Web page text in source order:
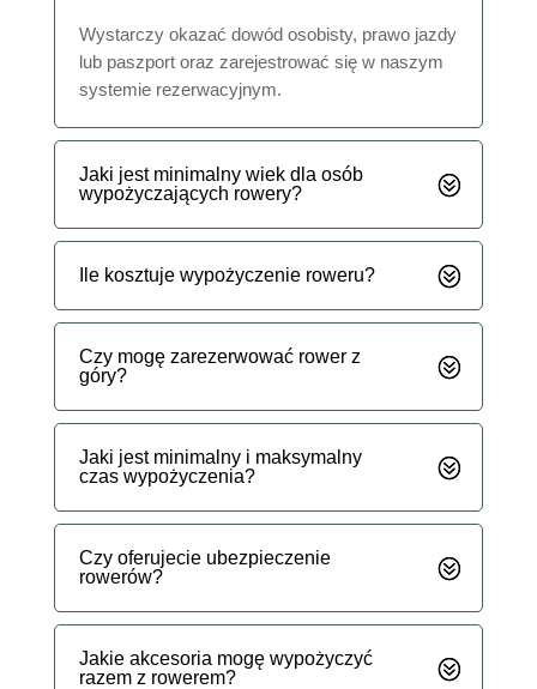
Wystarczy okazać dowód osobisty, prawo jazdy
lub paszport oraz zarejestrować się w naszym
systemie rezerwacyjnym.
Jaki jest minimalny wiek dla osób
wypożyczających rowery?
Ile kosztuje wypożyczenie roweru?
Czy mogę zarezerwować rower z
góry?
Jaki jest minimalny i maksymalny
czas wypożyczenia?
Czy oferujecie ubezpieczenie
rowerów?
Jakie akcesoria mogę wypożyczyć
razem z rowerem?